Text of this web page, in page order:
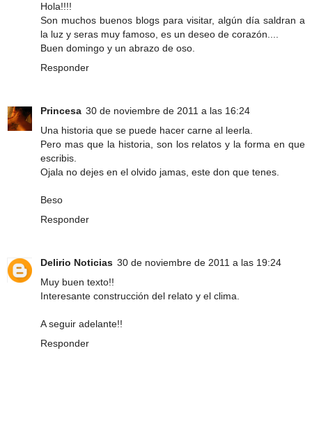
Hola!!!!
Son muchos buenos blogs para visitar, algún día saldran a
la luz y seras muy famoso, es un deseo de corazón....
Buen domingo y un abrazo de oso.
Responder
Princesa 30 de noviembre de 2011 a las 16:24
Una historia que se puede hacer carne al leerla.
Pero mas que la historia, son los relatos y la forma en que
escribis.
Ojala no dejes en el olvido jamas, este don que tenes.
Beso
Responder
Delirio Noticias 30 de noviembre de 2011 a las 19:24
Muy buen texto!!
Interesante construcción del relato y el clima.
A seguir adelante!!
Responder